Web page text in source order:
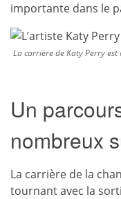
importante dans le
La carrière de Katy Perry est
Un
nombreux
La carrière de la
tournant avec la